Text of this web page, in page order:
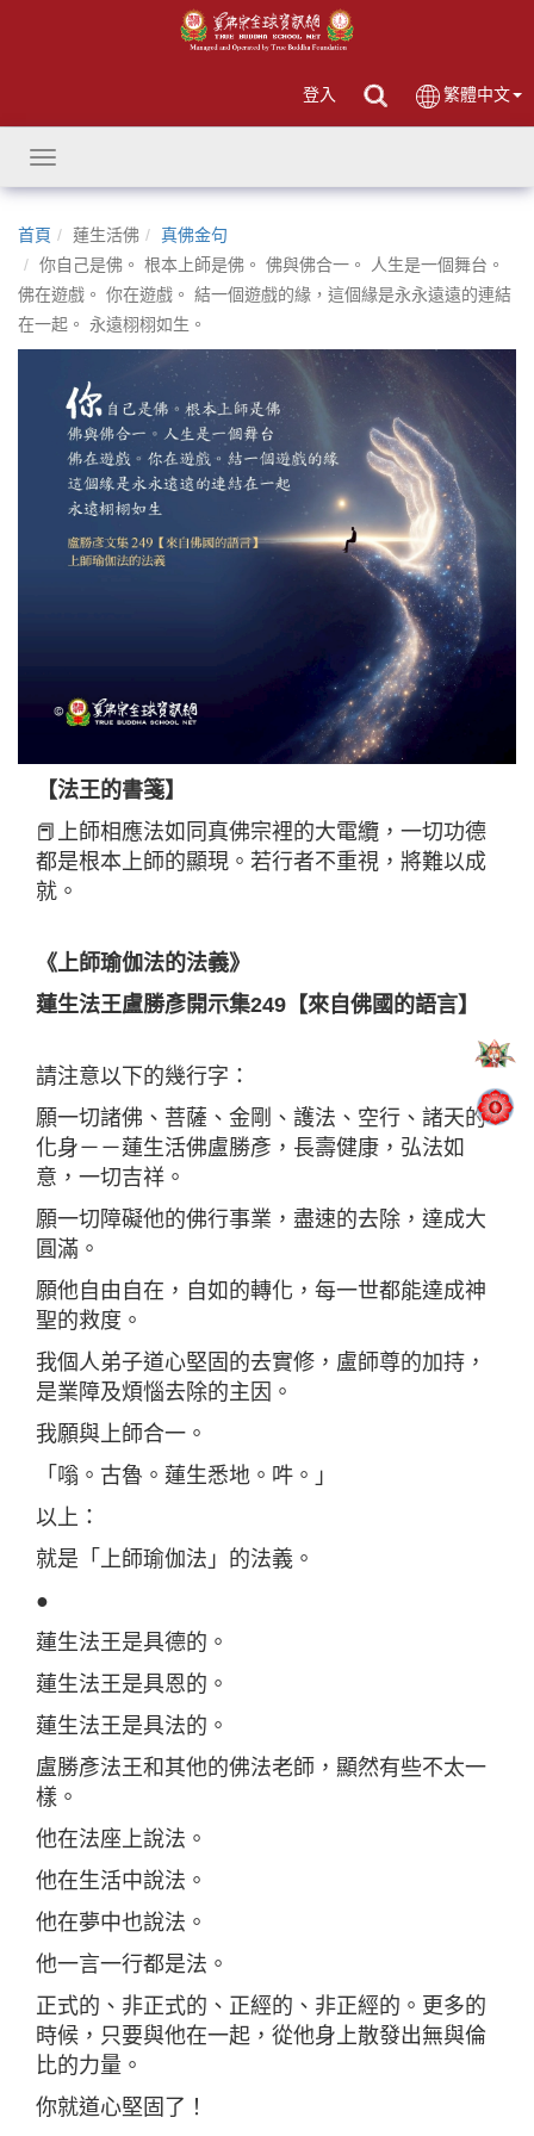
登入 繁體中文
Toggle
navigation
首頁 蓮生活佛
真佛金句
你自己是佛。 根本上師是佛。 佛與佛合一。 人生是一個舞台。
佛在遊戲。 你在遊戲。 結一個遊戲的緣，這個緣是永永遠遠的連結
在一起。 永遠栩栩如生。
【法王的書箋】
📕上師相應法如同真佛宗裡的大電纜，一切功德
都是根本上師的顯現。若行者不重視，將難以成
就。
《上師瑜伽法的法義》
蓮生法王盧勝彥開示集249【來自佛國的語言】
請注意以下的幾行字：
願一切諸佛、菩薩、金剛、護法、空行、諸天的
化身－－蓮生活佛盧勝彥，長壽健康，弘法如
意，一切吉祥。
願一切障礙他的佛行事業，盡速的去除，達成大
圓滿。
願他自由自在，自如的轉化，每一世都能達成神
聖的救度。
我個人弟子道心堅固的去實修，盧師尊的加持，
是業障及煩惱去除的主因。
我願與上師合一。
「嗡。古魯。蓮生悉地。吽。」
以上：
就是「上師瑜伽法」的法義。
●
蓮生法王是具德的。
蓮生法王是具恩的。
蓮生法王是具法的。
盧勝彥法王和其他的佛法老師，顯然有些不太一
樣。
他在法座上說法。
他在生活中說法。
他在夢中也說法。
他一言一行都是法。
正式的、非正式的、正經的、非正經的。更多的
時候，只要與他在一起，從他身上散發出無與倫
比的力量。
你就道心堅固了！